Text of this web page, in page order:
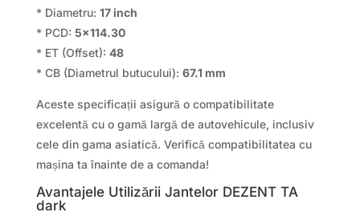
* Diametru: 17 inch
* PCD: 5×114.30
* ET (Offset): 48
* CB (Diametrul butucului): 67.1 mm
Aceste specificații asigură o compatibilitate
excelentă cu o gamă largă de autovehicule, inclusiv
cele din gama asiatică. Verifică compatibilitatea cu
mașina ta înainte de a comanda!
Avantajele Utilizării Jantelor DEZENT TA
dark